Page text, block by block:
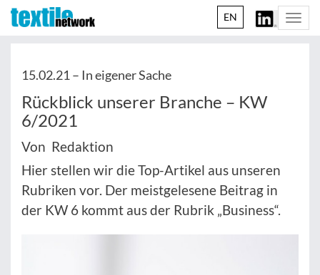
EN
15.02.21 – In eigener Sache
Rückblick unserer Branche – KW
6/2021
Von Redaktion
Hier stellen wir die Top-Artikel aus unseren
Rubriken vor. Der meistgelesene Beitrag in
der KW 6 kommt aus der Rubrik „Business“.